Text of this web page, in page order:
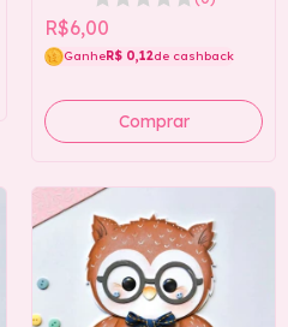
R$6,00
GanheR$ 0,12de cashback